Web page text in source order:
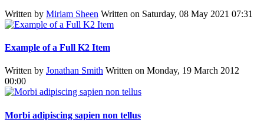
Written by Miriam Sheen Written on Saturday, 08 May 2021 07:31
Example of a Full K2 Item
Written by Jonathan Smith Written on Monday, 19 March 2012
00:00
Morbi adipiscing sapien non tellus